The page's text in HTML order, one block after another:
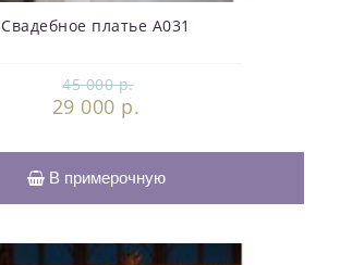
Свадебное платье А031
45 000 р.
29 000 р.
В примерочную